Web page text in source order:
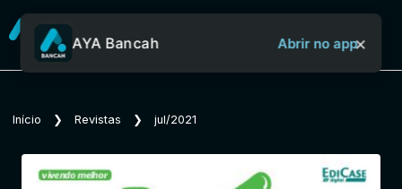
Sobre o Aya Bancah
Início
AYA Bancah Abrir no app×
Início ❯ Revistas ❯ jul/2021